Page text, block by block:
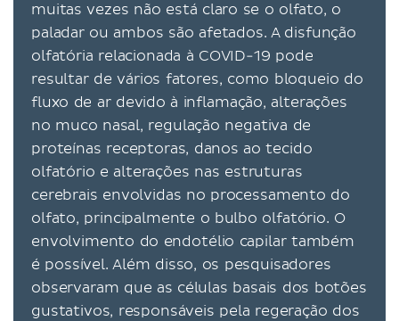
muitas vezes não está claro se o olfato, o
paladar ou ambos são afetados. A disfunção
olfatória relacionada à COVID-19 pode
resultar de vários fatores, como bloqueio do
fluxo de ar devido à inflamação, alterações
no muco nasal, regulação negativa de
proteínas receptoras, danos ao tecido
olfatório e alterações nas estruturas
cerebrais envolvidas no processamento do
olfato, principalmente o bulbo olfatório. O
envolvimento do endotélio capilar também
é possível. Além disso, os pesquisadores
observaram que as células basais dos botões
gustativos, responsáveis ​​pela regeração dos